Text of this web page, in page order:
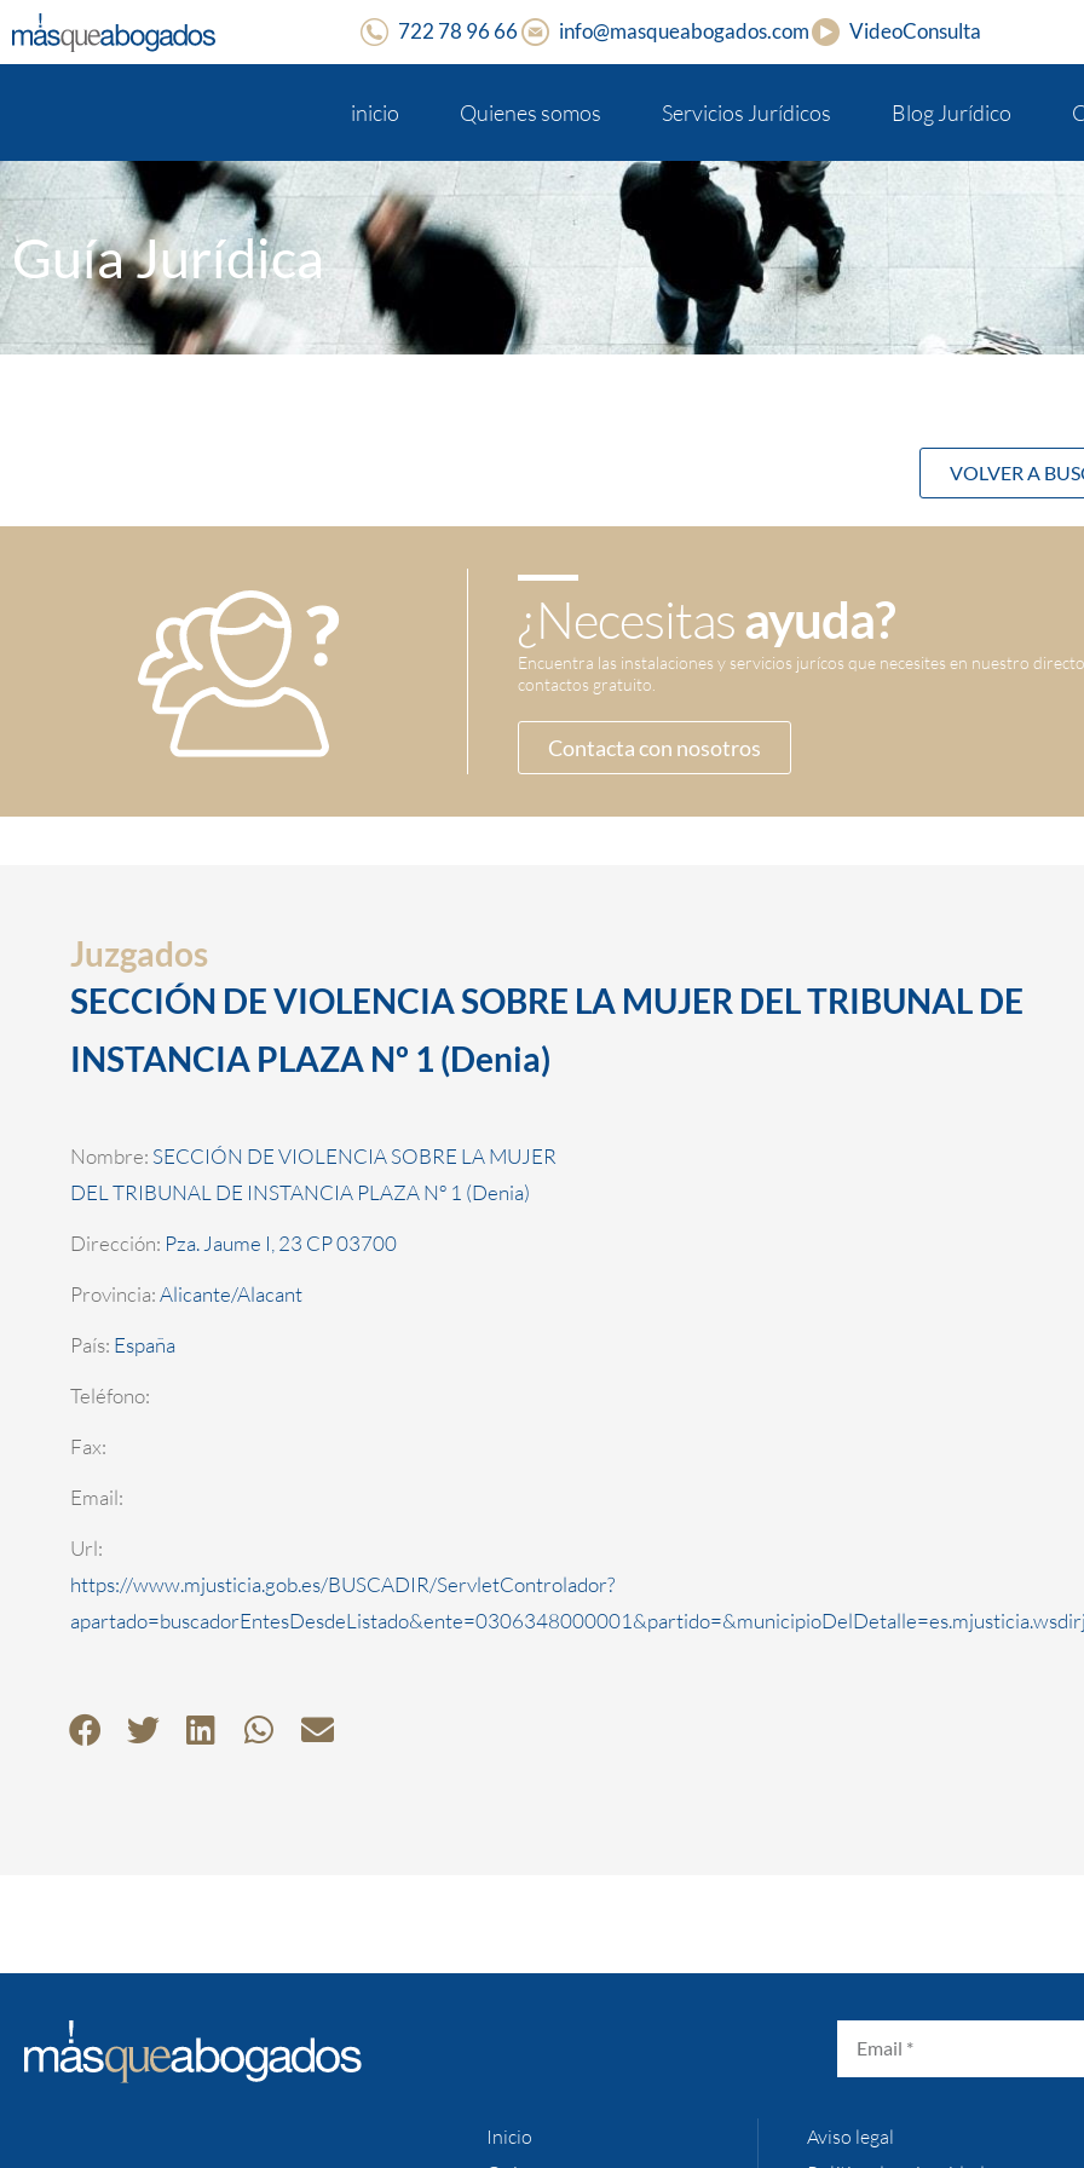
722 78 96 66 info@masqueabogados.com VideoConsulta
inicio Quienes somos Servicios Jurídicos Blog Jurídico
Guía Jurídica
VOLVER A
¿Necesitasayuda?
Encuentra las instalaciones y servicios jurícos que necesites en nuestro
contactos gratuito.
Contacta con nosotros
Juzgados
SECCIÓN DE VIOLENCIA SOBRE LA MUJER DEL TRIBUNAL DE
INSTANCIA PLAZA Nº 1 (Denia)
Nombre: SECCIÓN DE VIOLENCIA SOBRE LA MUJER
DEL TRIBUNAL DE INSTANCIA PLAZA Nº 1 (Denia)
Dirección: Pza. Jaume I, 23 CP 03700
Provincia:Alicante/Alacant
País: España
Teléfono:
Fax:
Email:
Url:
https://www.mjusticia.gob.es/BUSCADIR/ServletControlador?
Inicio
Aviso legal